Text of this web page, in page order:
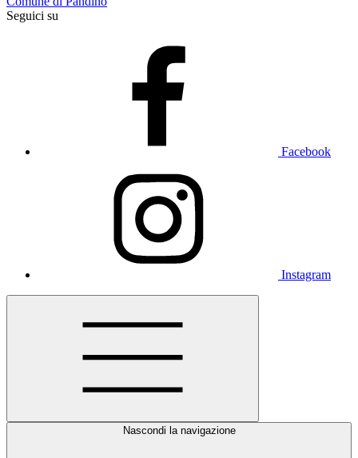
Seguici su
Facebook
Instagram
Nascondi la navigazione